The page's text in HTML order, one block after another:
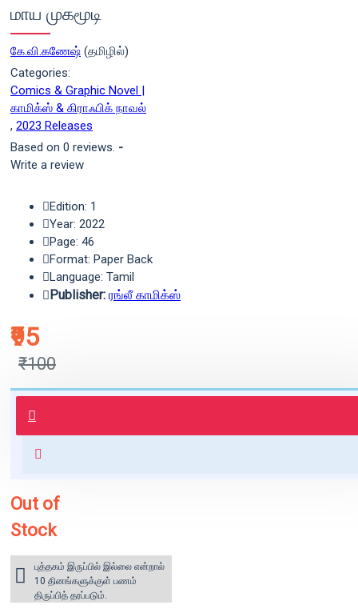
மாய முகமூடி
கே.வி.கணேஷ் (தமிழில்)
Categories:
Comics & Graphic Novel |
காமிக்ஸ் & கிராஃபிக் நாவல்
, 2023 Releases
Based on 0 reviews. -
Write a review
₹95
₹100
Edition: 1
Year: 2022
Page: 46
Format: Paper Back
Language: Tamil
Publisher: ரங்லீ காமிக்ஸ்
புத்தகம் 3 - 7 நாட்களில் அனுப்பி
வைக்கப்படும்.
for orders above ₹1000 within
Out of
Stock
புத்தகம் இருப்பில் இல்லை என்றால்
10 தினங்களுக்குள் பணம்
திருப்பித் தரப்படும்.